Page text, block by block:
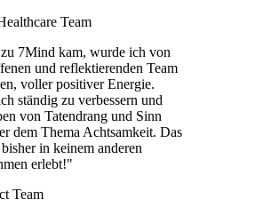
Team
7Mind kam, wurde ich von
und reflektierenden Team
voller positiver Energie.
ständig zu verbessern und
von Tatendrang und Sinn
dem Thema Achtsamkeit. Das
in keinem anderen
erlebt!"
Team